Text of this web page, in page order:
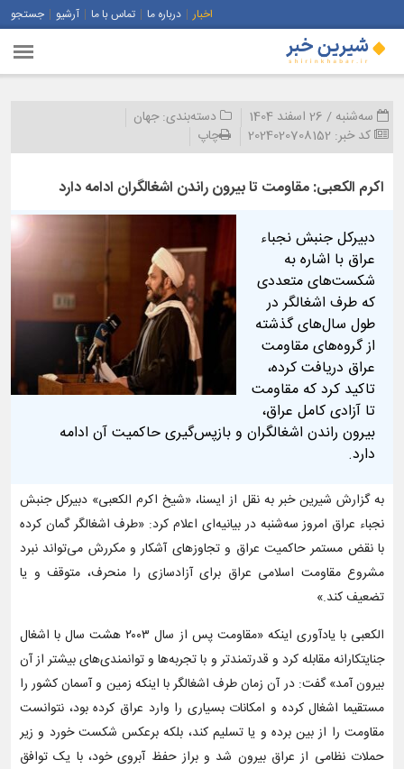
اخبار درباره ما تماس با ما آرشیو جستجو
سه‌شنبه / 26 اسفند 1404 دسته‌بندی:جهان
کد خبر: 2024020708152 چاپ
اکرم الکعبی: مقاومت تا بیرون راندن اشغالگران ادامه دارد
دبیرکل جنبش نجباء
عراق با اشاره به
شکست‌های متعددی
که طرف اشغالگر در
طول سال‌های گذشته
از گروه‌های مقاومت
عراق دریافت کرده،
تاکید کرد که مقاومت
تا آزادی کامل عراق،
بیرون راندن اشغالگران و بازپس‌گیری حاکمیت آن ادامه
دارد.
به گزارش شیرین خبر به نقل از ایسنا، «شیخ اکرم الکعبی» دبیرکل جنبش
نجباء عراق امروز سه‌شنبه در بیانیه‌ای اعلام کرد: «طرف اشغالگر گمان کرده
با نقض مستمر حاکمیت عراق و تجاوزهای آشکار و مکررش می‌تواند نبرد
مشروع مقاومت اسلامی عراق برای آزادسازی را منحرف، متوقف و یا
تضعیف کند.»
الکعبی با یادآوری اینکه «مقاومت پس از سال ۲۰۰۳ هشت سال با اشغال
جنایتکارانه مقابله کرد و قدرتمندتر و با تجربه‌ها و توانمندی‌های بیشتر از آن
بیرون آمد» گفت: در آن زمان طرف اشغالگر با اینکه زمین و آسمان کشور را
مستقیما اشغال کرده و امکانات بسیاری را وارد عراق کرده بود، نتوانست
مقاومت را از بین برده و یا تسلیم کند، بلکه برعکس شکست خورد و زیر
حملات نظامی از عراق بیرون شد و براز حفظ آبروی خود، با یک توافق